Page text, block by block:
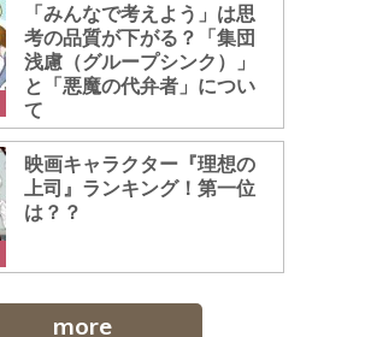
「みんなで考えよう」は思
考の品質が下がる？「集団
浅慮（グループシンク）」
と「悪魔の代弁者」につい
て
映画キャラクター『理想の
上司』ランキング！第一位
は？？
more